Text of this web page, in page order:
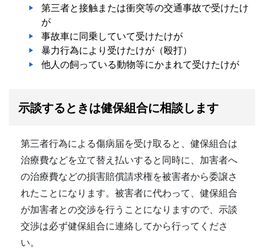
第三者と接触または衝突等の交通事故で受けたけ
が
事故車に同乗していて受けたけが
暴力行為により受けたけが（殴打）
他人の飼っている動物等にかまれて受けたけが
示談するときは健保組合に相談します
第三者行為による傷病届を受け取ると、健保組合は
治療費などを立て替え払いすると同時に、加害者へ
の治療費などの損害賠償請求権を被害者から委譲さ
れたことになります。被害者に代わって、健保組合
が加害者との交渉を行うことになりますので、示談
交渉は必ず健保組合に連絡してから行ってくださ
い。